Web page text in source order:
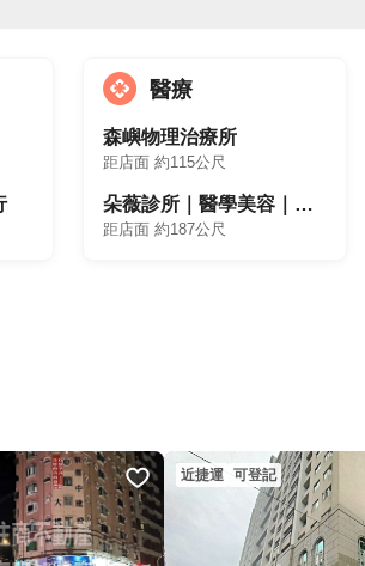
醫療
森嶼物理治療所
距店面 約115公尺
朵薇診所｜醫學美容｜減脂門診
距店面 約187公尺
近捷運 可登記